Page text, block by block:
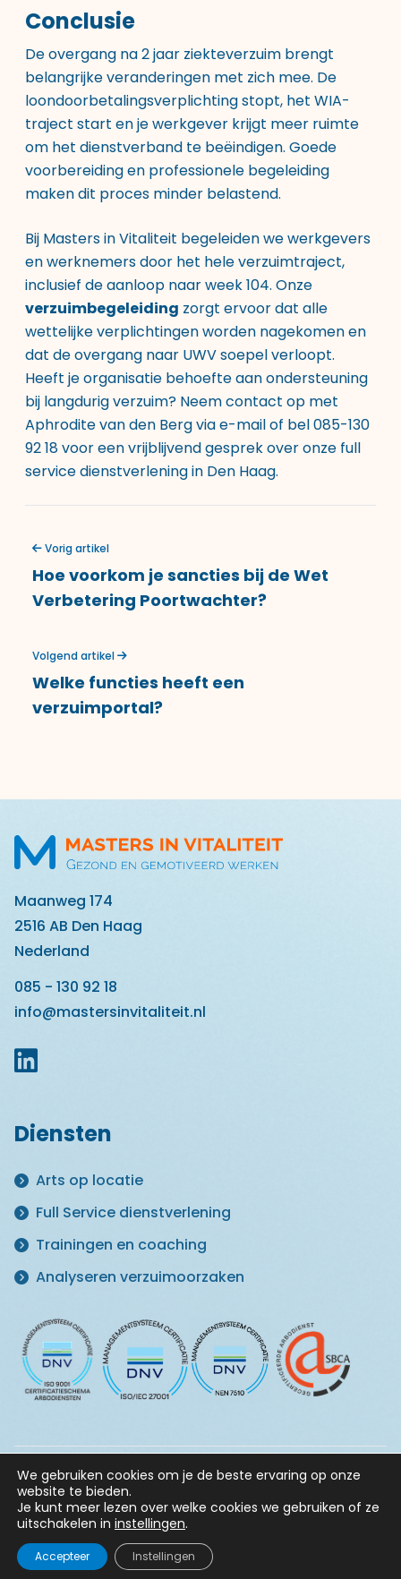
Conclusie
De overgang na 2 jaar ziekteverzuim brengt
belangrijke veranderingen met zich mee. De
loondoorbetalingsverplichting stopt, het WIA-
traject start en je werkgever krijgt meer ruimte
om het dienstverband te beëindigen. Goede
voorbereiding en professionele begeleiding
maken dit proces minder belastend.
Bij Masters in Vitaliteit begeleiden we werkgevers
en werknemers door het hele verzuimtraject,
inclusief de aanloop naar week 104. Onze
verzuimbegeleiding zorgt ervoor dat alle
wettelijke verplichtingen worden nagekomen en
dat de overgang naar UWV soepel verloopt.
Heeft je organisatie behoefte aan ondersteuning
bij langdurig verzuim? Neem contact op met
Aphrodite van den Berg via e-mail of bel 085-130
92 18 voor een vrijblijvend gesprek over onze full
service dienstverlening in Den Haag.
Vorig artikel
Hoe voorkom je sancties bij de Wet
Verbetering Poortwachter?
Volgend artikel
Welke functies heeft een
verzuimportal?
Maanweg 174
2516 AB Den Haag
Nederland
085 - 130 92 18
info@mastersinvitaliteit.nl
Diensten
Arts op locatie
Full Service dienstverlening
Trainingen en coaching
Analyseren verzuimoorzaken
© 2026 Master in Vitaliteit ·Klachtenregeling·Privacy
Statement·Informatiebeveiligingsbeleid·Algemene
voorwaarden
We gebruiken cookies om je de beste ervaring op onze
website te bieden.
Je kunt meer lezen over welke cookies we gebruiken of ze
uitschakelen in instellingen.
Accepteer Instellingen